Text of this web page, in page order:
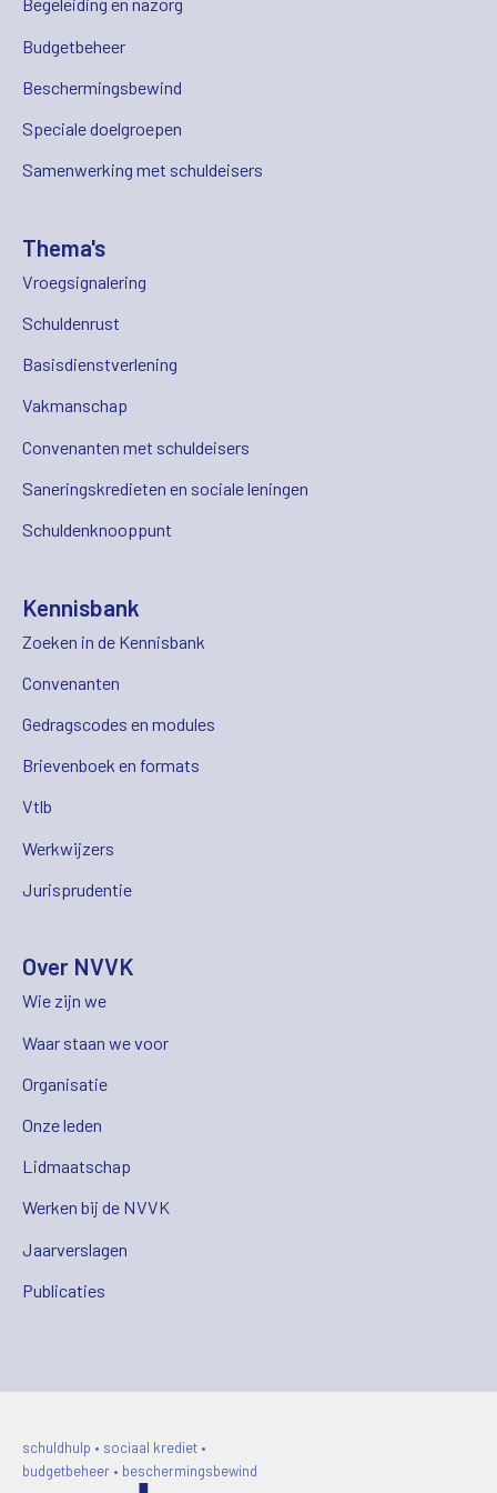
Begeleiding en nazorg
Budgetbeheer
Beschermingsbewind
Speciale doelgroepen
Samenwerking met schuldeisers
Thema's
Vroegsignalering
Schuldenrust
Basisdienstverlening
Vakmanschap
Convenanten met schuldeisers
Saneringskredieten en sociale leningen
Schuldenknooppunt
Kennisbank
Zoeken in de Kennisbank
Convenanten
Gedragscodes en modules
Brievenboek en formats
Vtlb
Werkwijzers
Jurisprudentie
Over NVVK
Wie zijn we
Waar staan we voor
Organisatie
Onze leden
Lidmaatschap
Werken bij de NVVK
Jaarverslagen
Publicaties
schuldhulp • sociaal krediet •
budgetbeheer • beschermingsbewind